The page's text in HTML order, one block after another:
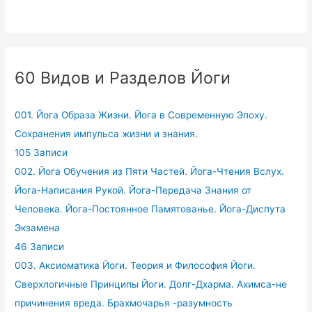
60 Видов и Разделов Йоги
001. Йога Образа Жизни. Йога в Современную Эпоху.
Сохранения импульса жизни и знания.
105 Записи
002. Йога Обучения из Пяти Частей. Йога-Чтения Вслух.
Йога-Написания Рукой. Йога-Передача Знания от
Человека. Йога-Постоянное Памятованье. Йога-Диспута
Экзамена
46 Записи
003. Аксиоматика Йоги. Теория и Философия Йоги.
Сверхлогичные Принципы Йоги. Долг-Дхарма. Ахимса-не
причинения вреда. Брахмочарья -разумность